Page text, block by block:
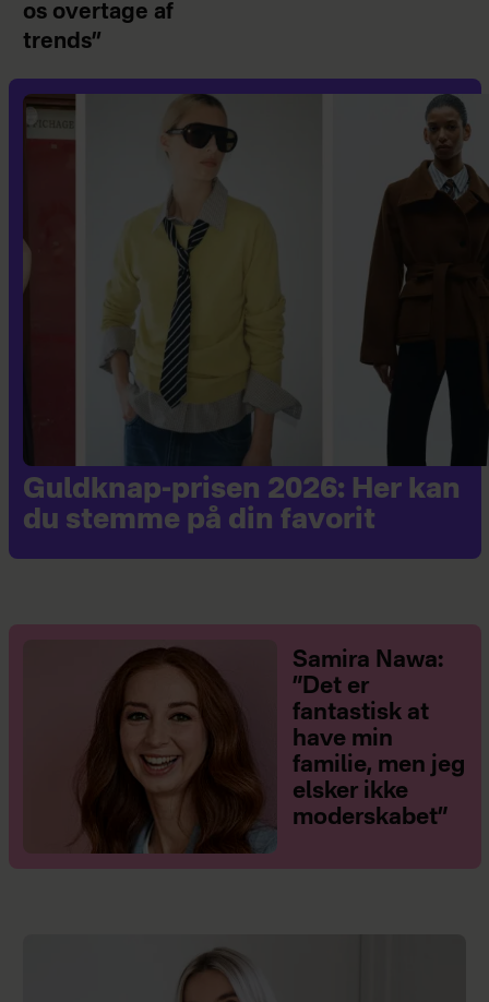
os overtage af
trends”
Guldknap-prisen 2026: Her kan
du stemme på din favorit
Samira Nawa:
”Det er
fantastisk at
have min
familie, men jeg
elsker ikke
moderskabet”